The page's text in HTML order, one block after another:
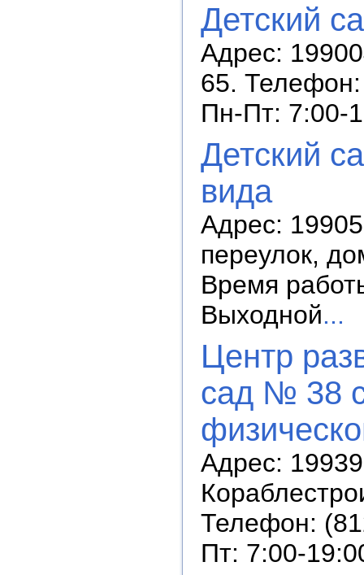
Детский
Адрес:
65.
Пн-Пт: 7:00-
Детский
вида
Адрес:
переулок,
Время
Выходной...
Центр
сад № 38
Адрес:
Телефон:
Пт: 7:00-